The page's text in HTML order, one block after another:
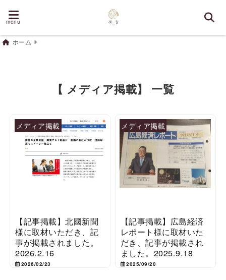
menu
ホーム
【 メディア掲載】 一覧
メディア掲載
【記事掲載】北國新聞
様に取材いただき、記
事が掲載されました。
2026.2.16
2026/02/23
メディア掲載
【記事掲載】広島経済
レポート様に取材いた
だき、記事が掲載され
ました。2025.9.18
2025/09/20